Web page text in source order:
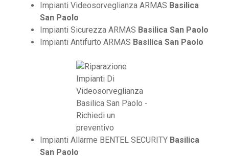
Impianti Videosorveglianza ARMAS Basilica
San Paolo
Impianti Sicurezza ARMAS Basilica San Paolo
Impianti Antifurto ARMAS Basilica San Paolo
Impianti Allarme BENTEL SECURITY Basilica
San Paolo